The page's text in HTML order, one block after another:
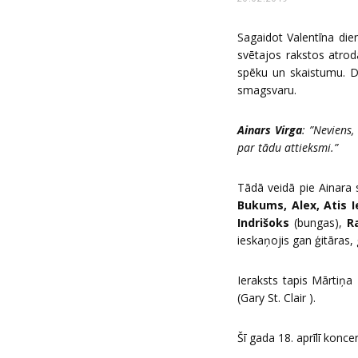
Sagaidot Valentīna
svētajos rakstos
spēku un skaistumu.
smagsvaru.
Ainars Virga:
par tādu attieksmi.”
Tādā veidā pie
Bukums, Alex, Atis
Indrišoks (bungas),
ieskaņojis gan ģitāras,
Ieraksts tapis Mārtiņa
(Gary St. Clair ).
Šī gada 18. aprīlī